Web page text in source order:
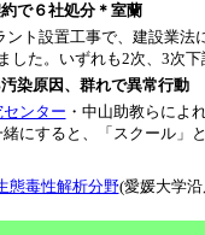
で６社処分＊室蘭
ト設置工事で、建設業法
した。いずれも2次、3次
染原因、群れで異常行
ンター ・中山助教らによ
にすると、「スクール」
態毒性解析分野(愛媛大学